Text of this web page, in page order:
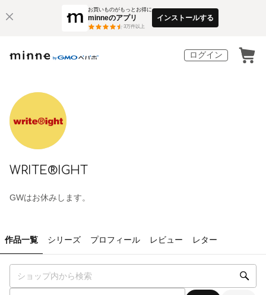
お買いものがもっとお得に
minneのアプリ
3万件以上
インストールする
ログイン
WRITE®IGHT
GWはお休みします。
作品一覧 シリーズ プロフィール レビュー レター